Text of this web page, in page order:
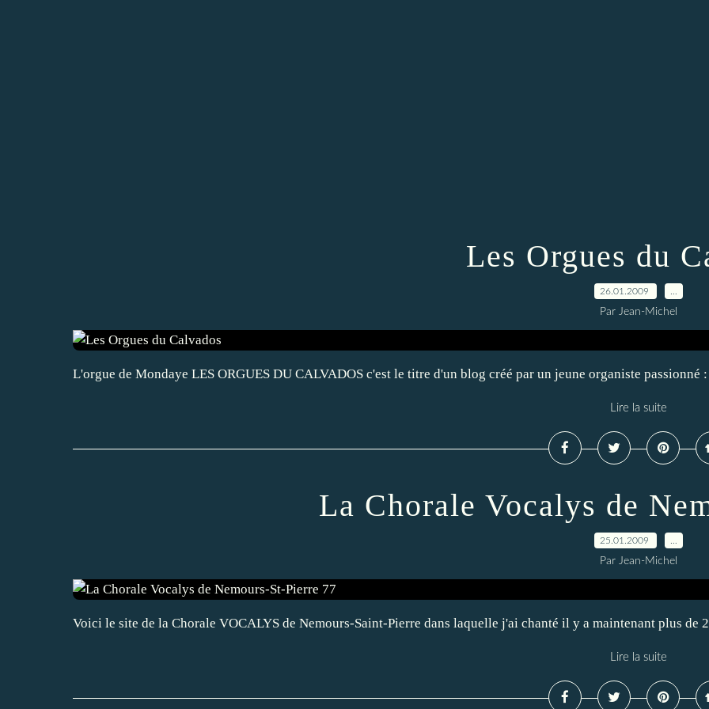
Les Orgues du
26.01.2009
Par Jean-Michel
L'orgue de Mondaye LES ORGUES DU CALVADOS c'est le titre d'un blog créé par un jeune organiste
Lire la suite
La Chorale Vocalys de
25.01.2009
Par Jean-Michel
Voici le site de la Chorale VOCALYS de Nemours-Saint-Pierre dans laquelle j'ai chanté il y a maintenant plus de
Lire la suite